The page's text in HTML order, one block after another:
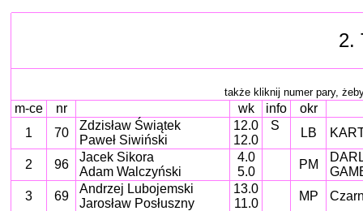
2.
także kliknij numer pary,
m-ce nr wk info
okr
1
70
Zdzisław Świątek
Paweł Siwiński
12.0
12.0
S
LB
2 96
Jacek Sikora
Adam Walczyński
4.0
5.0
PM
3
69
Andrzej Lubojemski
Jarosław Posłuszny
13.0
11.0
MP